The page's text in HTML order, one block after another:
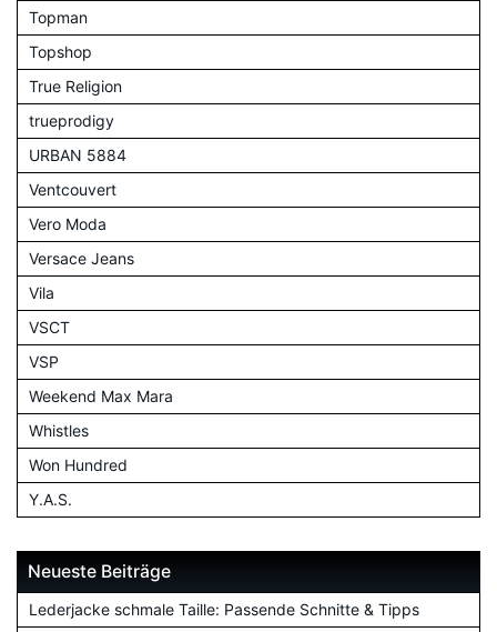
Topman
Topshop
True Religion
trueprodigy
URBAN 5884
Ventcouvert
Vero Moda
Versace Jeans
Vila
VSCT
VSP
Weekend Max Mara
Whistles
Won Hundred
Y.A.S.
Neueste Beiträge
Lederjacke schmale Taille: Passende Schnitte & Tipps